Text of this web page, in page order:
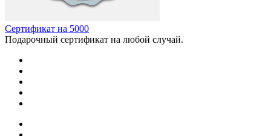
Сертификат на 5000
Подарочный сертификат на любой случай.